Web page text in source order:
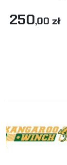
250,00 zł